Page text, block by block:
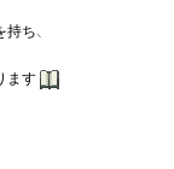
持ち、
ます